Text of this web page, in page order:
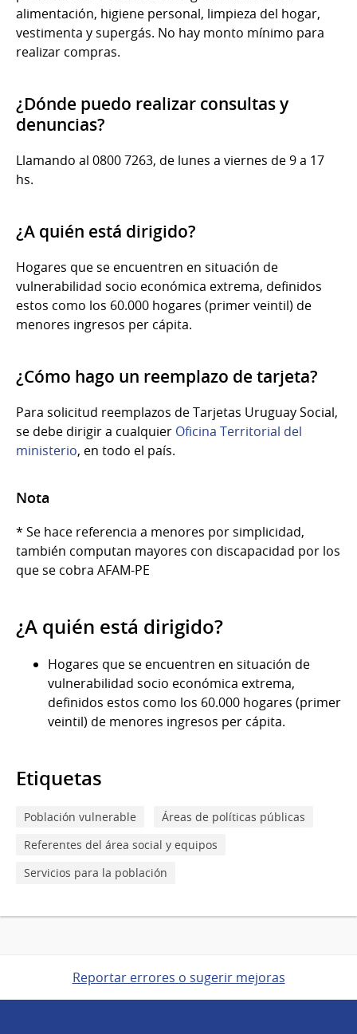
alimentación, higiene personal, limpieza del hogar,
vestimenta y supergás. No hay monto mínimo para
realizar compras.
¿Dónde puedo realizar consultas y
denuncias?
Llamando al 0800 7263, de lunes a viernes de 9 a 17
hs.
¿A quién está dirigido?
Hogares que se encuentren en situación de
vulnerabilidad socio económica extrema, definidos
estos como los 60.000 hogares (primer veintil) de
menores ingresos per cápita.
¿Cómo hago un reemplazo de tarjeta?
Para solicitud reemplazos de Tarjetas Uruguay Social,
se debe dirigir a cualquier Oficina Territorial del
ministerio, en todo el país.
Nota
* Se hace referencia a menores por simplicidad,
también computan mayores con discapacidad por los
que se cobra AFAM-PE
¿A quién está dirigido?
Hogares que se encuentren en situación de
vulnerabilidad socio económica extrema,
definidos estos como los 60.000 hogares (primer
veintil) de menores ingresos per cápita.
Etiquetas
Población vulnerable
Áreas de políticas públicas
Referentes del área social y equipos
Servicios para la población
Reportar errores o sugerir mejoras